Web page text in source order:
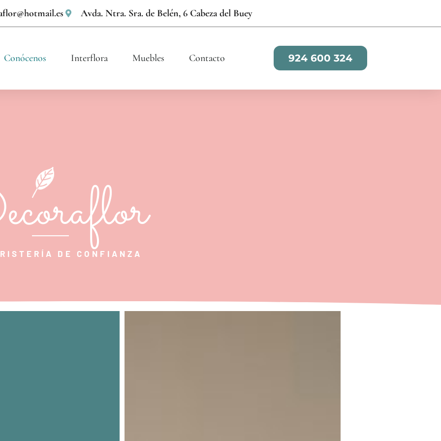
Avda. Ntra. Sra. de Belén, 6 Cabeza del Buey
Conócenos Interflora Muebles Contacto 924 600 324
DE CONFIANZA